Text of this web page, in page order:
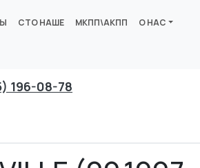
СТО НАШЕ МКПП\АКПП
О НАС
196-08-78